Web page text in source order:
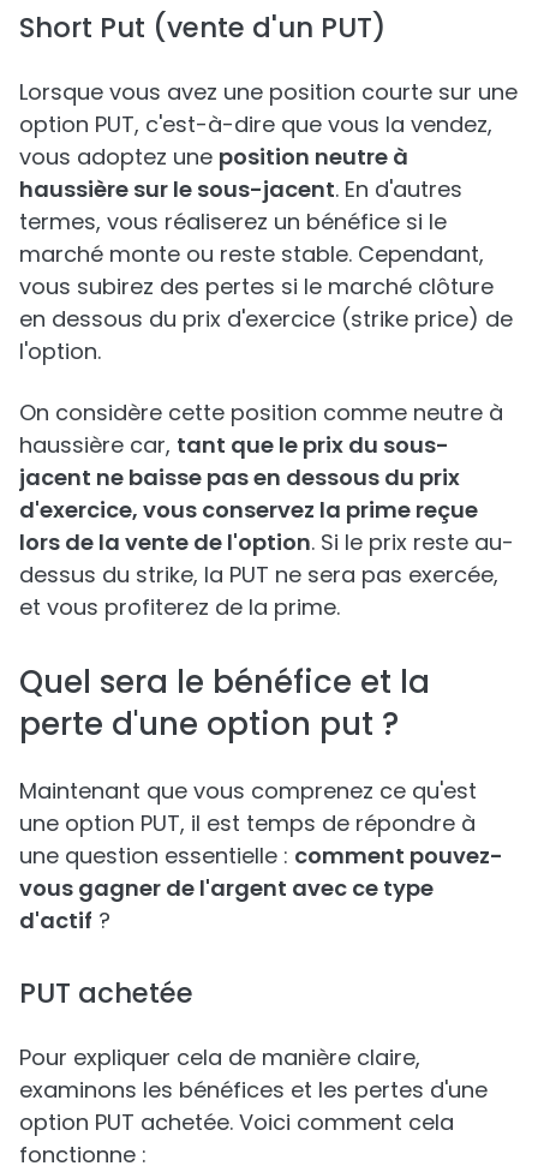
Short Put (vente d'un PUT)
Lorsque vous avez une position courte sur une
option PUT, c'est-à-dire que vous la vendez,
vous adoptez une position neutre à
haussière sur le sous-jacent. En d'autres
termes, vous réaliserez un bénéfice si le
marché monte ou reste stable. Cependant,
vous subirez des pertes si le marché clôture
en dessous du prix d'exercice (strike price) de
l'option.
On considère cette position comme neutre à
haussière car, tant que le prix du sous-
jacent ne baisse pas en dessous du prix
d'exercice, vous conservez la prime reçue
lors de la vente de l'option. Si le prix reste au-
dessus du strike, la PUT ne sera pas exercée,
et vous profiterez de la prime.
Quel sera le bénéfice et la
perte d'une option put ?
Maintenant que vous comprenez ce qu'est
une option PUT, il est temps de répondre à
une question essentielle : comment pouvez-
vous gagner de l'argent avec ce type
d'actif ?
PUT achetée
Pour expliquer cela de manière claire,
examinons les bénéfices et les pertes d'une
option PUT achetée. Voici comment cela
fonctionne :